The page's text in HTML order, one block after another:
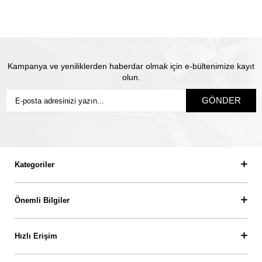
Kampanya ve yeniliklerden haberdar olmak için e-bültenimize kayıt
olun.
GÖNDER
Kategoriler
Önemli Bilgiler
Hızlı Erişim